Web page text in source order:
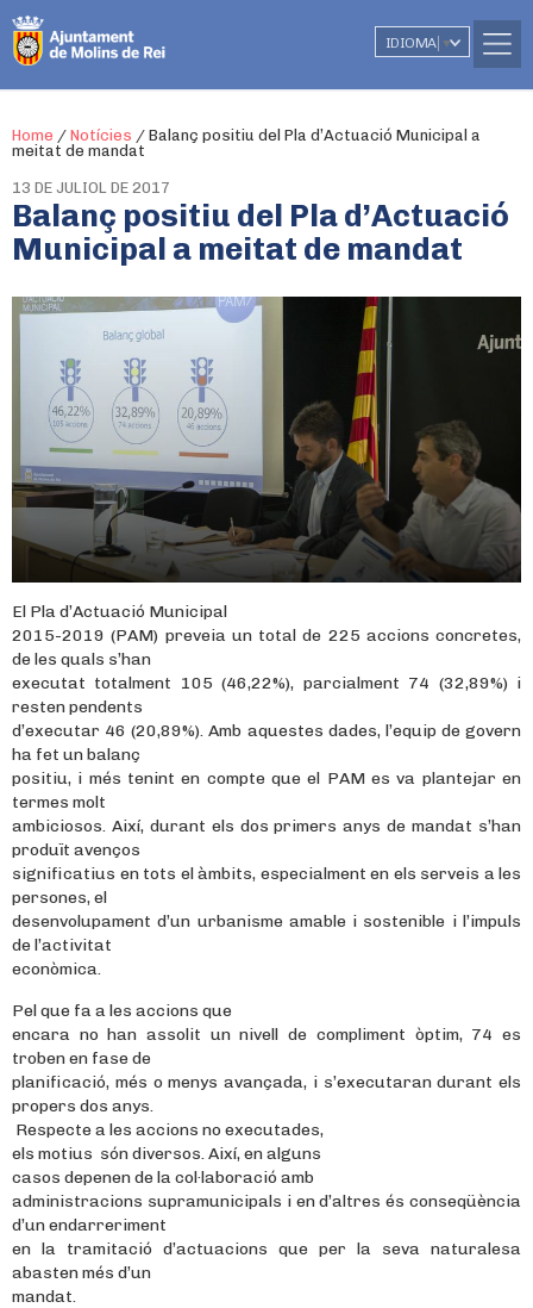
IDIOMA ▼
Home / Notícies / Balanç positiu del Pla d’Actuació Municipal a
meitat de mandat
13 DE JULIOL DE 2017
Balanç positiu del Pla d’Actuació
Municipal a meitat de mandat
El Pla d’Actuació Municipal
2015-2019 (PAM) preveia un total de 225 accions concretes,
de les quals s’han
executat totalment 105 (46,22%), parcialment 74 (32,89%) i
resten pendents
d’executar 46 (20,89%). Amb aquestes dades, l’equip de govern
ha fet un balanç
positiu, i més tenint en compte que el PAM es va plantejar en
termes molt
ambiciosos. Així, durant els dos primers anys de mandat s’han
produït avenços
significatius en tots el àmbits, especialment en els serveis a les
persones, el
desenvolupament d’un urbanisme amable i sostenible i l’impuls
de l’activitat
econòmica.
Pel que fa a les accions que
encara no han assolit un nivell de compliment òptim, 74 es
troben en fase de
planificació, més o menys avançada, i s’executaran durant els
propers dos anys.
Respecte a les accions no executades,
els motius són diversos. Així, en alguns
casos depenen de la col·laboració amb
administracions supramunicipals i en d’altres és conseqüència
d’un endarreriment
en la tramitació d’actuacions que per la seva naturalesa
abasten més d’un
mandat.